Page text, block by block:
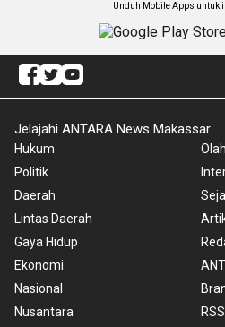
Unduh Mobile Apps untuk
Jelajahi ANTARA News Makassar
Hukum
Politik
Daerah
Lintas Daerah
Gaya Hidup
Ekonomi
Nasional
Nusantara
RSS